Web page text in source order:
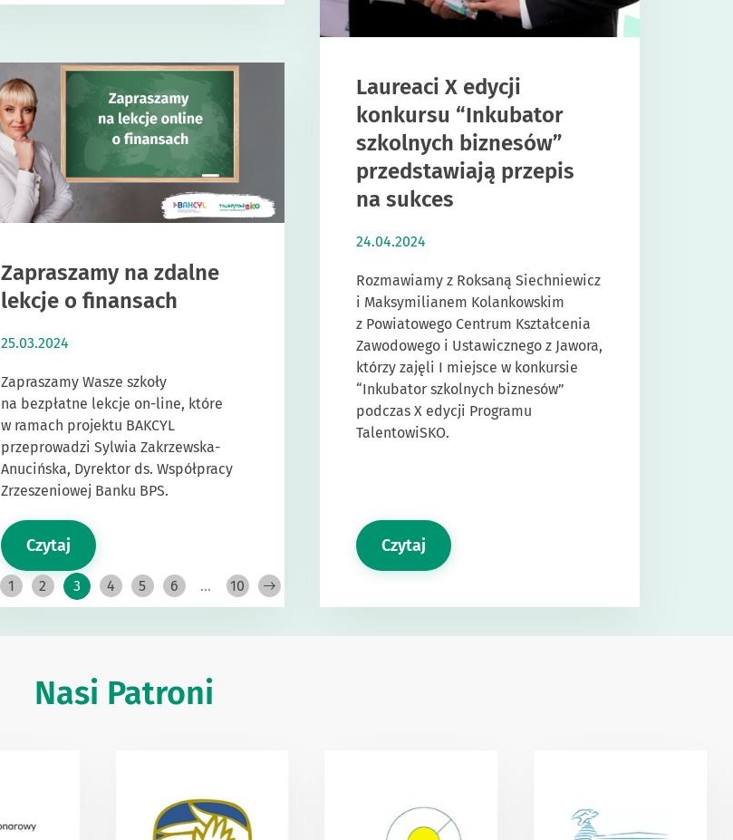
Laureaci X edycji
konkursu “Inkubator
szkolnych biznesów”
przedstawiają przepis
na sukces
24.04.2024
Rozmawiamy z Roksaną Siechniewicz
i Maksymilianem Kolankowskim
z Powiatowego Centrum Kształcenia
Zawodowego i Ustawicznego z Jawora,
którzy zajęli I miejsce w konkursie
“Inkubator szkolnych biznesów”
podczas X edycji Programu
TalentowiSKO.
Czytaj
Zapraszamy na zdalne
lekcje o finansach
25.03.2024
Zapraszamy Wasze szkoły
na bezpłatne lekcje on-line, które
w ramach projektu BAKCYL
przeprowadzi Sylwia Zakrzewska-
Anucińska, Dyrektor ds. Współpracy
Zrzeszeniowej Banku BPS.
Czytaj
1 2 3 4 5 6 … 10
Nasi Patroni